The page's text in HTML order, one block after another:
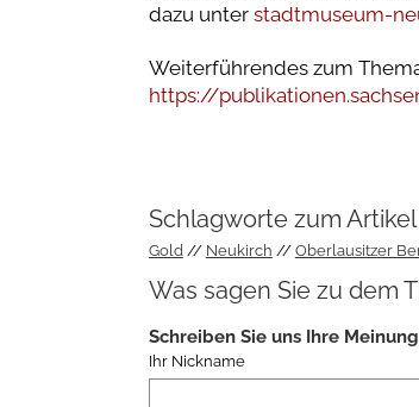
dazu unter stadtmuseum-
Weiterführendes zum
https://
Schlagworte zum Artikel
Gold Neukirch Oberlausitzer
Was sagen Sie zu dem
Schreiben Sie uns Ihre Meinung
Ihr Nickname